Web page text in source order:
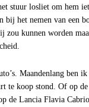
stuur losliet om hem
bij het nemen van een
kunnen worden
Maandenlang ben
te koop stond. Of op
de Lancia Flavia